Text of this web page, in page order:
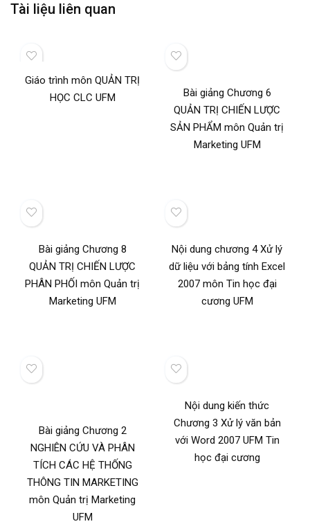
Tài liệu liên quan
Giáo trình môn QUẢN TRỊ
HỌC CLC UFM
Bài giảng Chương 6
QUẢN TRỊ CHIẾN LƯỢC
SẢN PHẨM môn Quản trị
Marketing UFM
Bài giảng Chương 8
QUẢN TRỊ CHIẾN LƯỢC
PHÂN PHỐI môn Quản trị
Marketing UFM
Nội dung chương 4 Xử lý
dữ liệu với bảng tính Excel
2007 môn Tin học đại
cương UFM
Bài giảng Chương 2
NGHIÊN CỨU VÀ PHÂN
TÍCH CÁC HỆ THỐNG
THÔNG TIN MARKETING
môn Quản trị Marketing
UFM
Nội dung kiến thức
Chương 3 Xử lý văn bản
với Word 2007 UFM Tin
học đại cương